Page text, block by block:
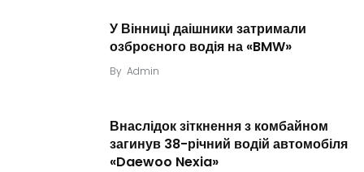
У Вінниці даішники затримали
озброєного водія на «BMW»
By Admin
Внаслідок зіткнення з комбайном
загинув 38-річний водій автомобіля
«Daewoo Nexia»